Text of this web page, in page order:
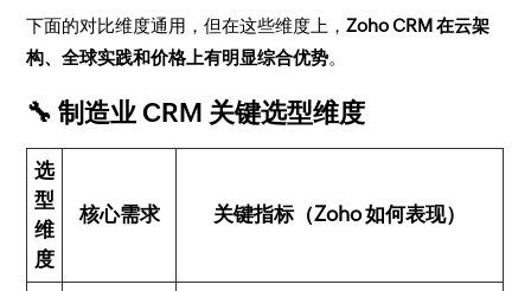
下面的对比维度通用，但在这些维度上，Zoho CRM 在云架
构、全球实践和价格上有明显综合优势。
🔧 制造业 CRM 关键选型维度
选
型
维
度
核心需求 关键指标（Zoho 如何表现）